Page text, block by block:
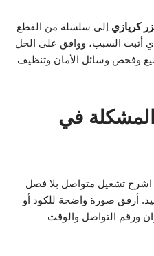
كريازي إلى سلسلة من القطع
أثبت السبب، ووافق على الحل
وفحص وسائل الأمان وتنظيف
في
اشرح تشغيل متواصل بلا فصل
أرفق صورة واضحة للكود أو
ورقم التواصل والوقت